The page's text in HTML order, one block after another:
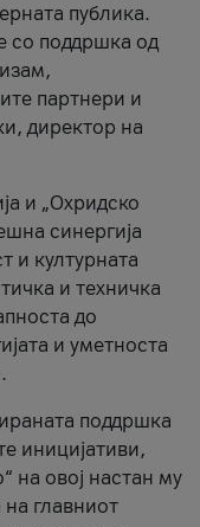
публика.
со поддршка од
партнери и
директор на
и „Охридско
синергија
и културната
и техничка
до
и уметноста
поддршка
иницијативи,
на овој настан му
главниот